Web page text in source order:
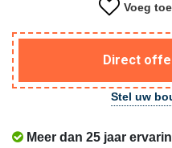
Voeg
Direct
Stel uw
Meer dan 25 jaar